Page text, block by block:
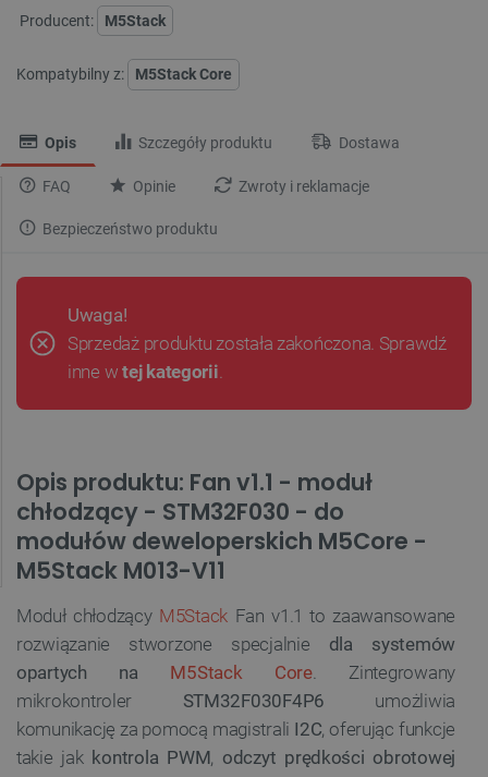
Producent: M5Stack
Kompatybilny z: M5Stack Core
Opis Szczegóły produktu Dostawa
FAQ Opinie Zwroty i reklamacje
Bezpieczeństwo produktu
Uwaga!
Sprzedaż produktu została zakończona. Sprawdź
inne wtej kategorii.
Opis produktu: Fan v1.1 - moduł
chłodzący - STM32F030 - do
modułów deweloperskich M5Core -
M5Stack M013-V11
Moduł chłodzący M5Stack Fan v1.1 to zaawansowane
rozwiązanie stworzone specjalnie dla systemów
opartych na M5Stack Core. Zintegrowany
mikrokontroler STM32F030F4P6 umożliwia
komunikację za pomocą magistrali I2C, oferując funkcje
takie jak kontrola PWM, odczyt prędkości obrotowej